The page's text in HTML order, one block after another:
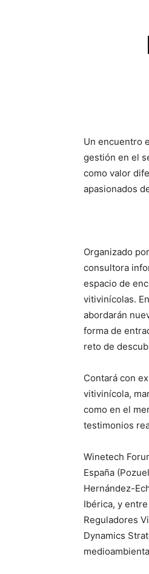
Un encuentro
gestión en el
como valor
apasionados
Organizado
consultora
espacio de
vitivinícolas.
abordarán
forma de
reto de
Contará con
vitivinícola,
como en el
testimonios
Winetech
España
Hernández-
Ibérica, y
Reguladores
Dynamics